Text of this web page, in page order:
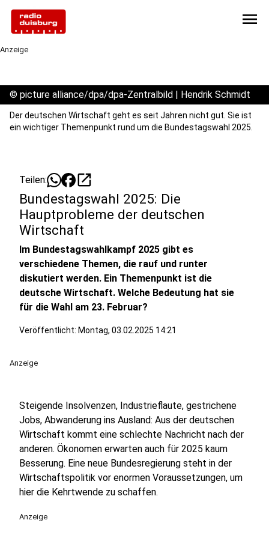
menu
Anzeige
© picture alliance/dpa/dpa-Zentralbild | Hendrik Schmidt
Der deutschen Wirtschaft geht es seit Jahren nicht gut. Sie ist
ein wichtiger Themenpunkt rund um die Bundestagswahl 2025.
Teilen: open_in_new
Bundestagswahl 2025: Die
Hauptprobleme der deutschen
Wirtschaft
Im Bundestagswahlkampf 2025 gibt es
verschiedene Themen, die rauf und runter
diskutiert werden. Ein Themenpunkt ist die
deutsche Wirtschaft. Welche Bedeutung hat sie
für die Wahl am 23. Februar?
Veröffentlicht: Montag, 03.02.2025 14:21
Anzeige
Steigende Insolvenzen, Industrieflaute, gestrichene
Jobs, Abwanderung ins Ausland: Aus der deutschen
Wirtschaft kommt eine schlechte Nachricht nach der
anderen. Ökonomen erwarten auch für 2025 kaum
Besserung. Eine neue Bundesregierung steht in der
Wirtschaftspolitik vor enormen Voraussetzungen, um
hier die Kehrtwende zu schaffen.
Anzeige